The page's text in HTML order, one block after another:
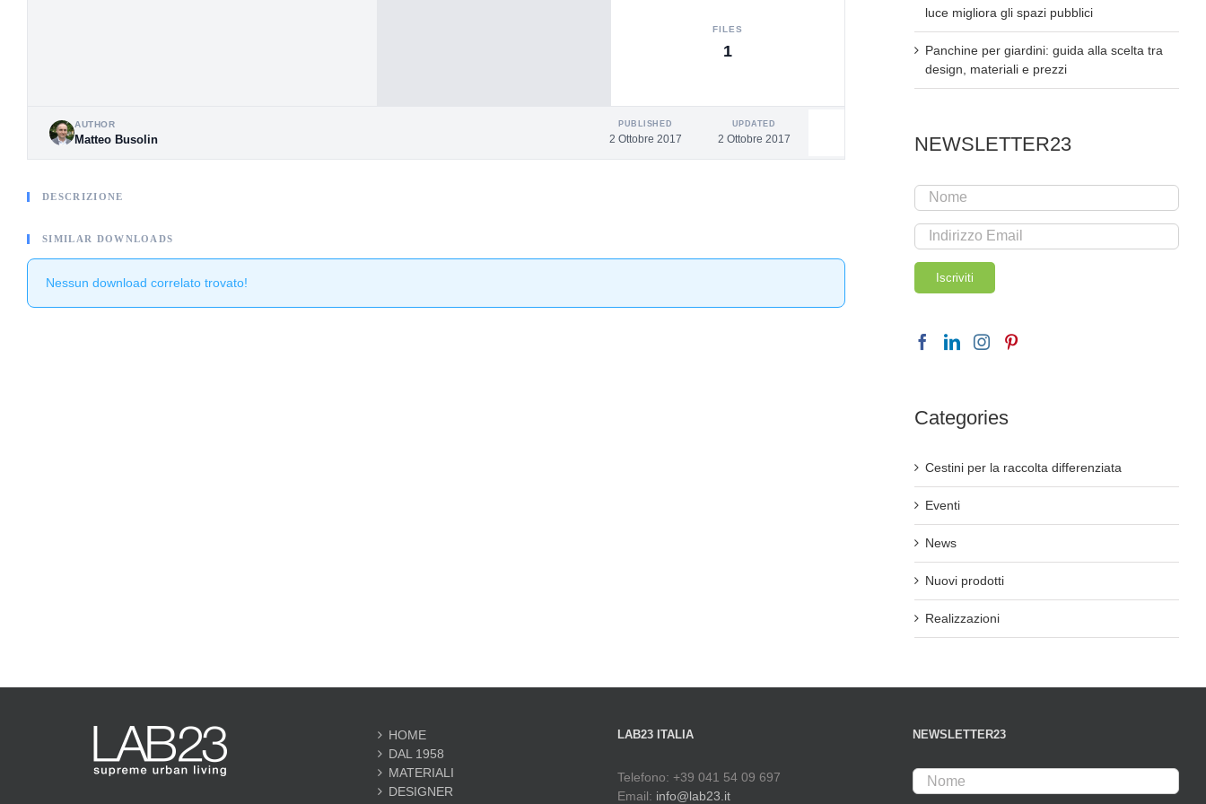
FILES
1
AUTHOR
Matteo Busolin
PUBLISHED
2 Ottobre 2017
UPDATED
2 Ottobre 2017
DESCRIZIONE
SIMILAR DOWNLOADS
Nessun download correlato trovato!
luce migliora gli spazi pubblici
Panchine per giardini: guida alla scelta tra
design, materiali e prezzi
NEWSLETTER23
Categories
Cestini per la raccolta differenziata
Eventi
News
Nuovi prodotti
Realizzazioni
HOME
DAL 1958
MATERIALI
DESIGNER
LAB23 ITALIA
Telefono: +39 041 54 09 697
Email: info@lab23.it
NEWSLETTER23